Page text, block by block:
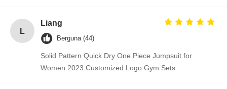
L
Liang
Berguna (44)
Solid Pattern Quick Dry One Piece Jumpsuit for
Women 2023 Customized Logo Gym Sets